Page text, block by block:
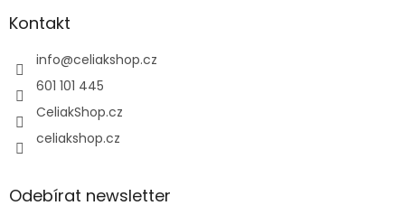
Kontakt
info@celiakshop.cz
601 101 445
CeliakShop.cz
celiakshop.cz
Odebírat newsletter